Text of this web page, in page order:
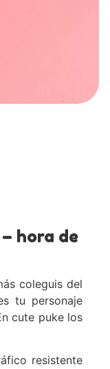
hora de
coleguis del
tu personaje
cute puke los
resistente